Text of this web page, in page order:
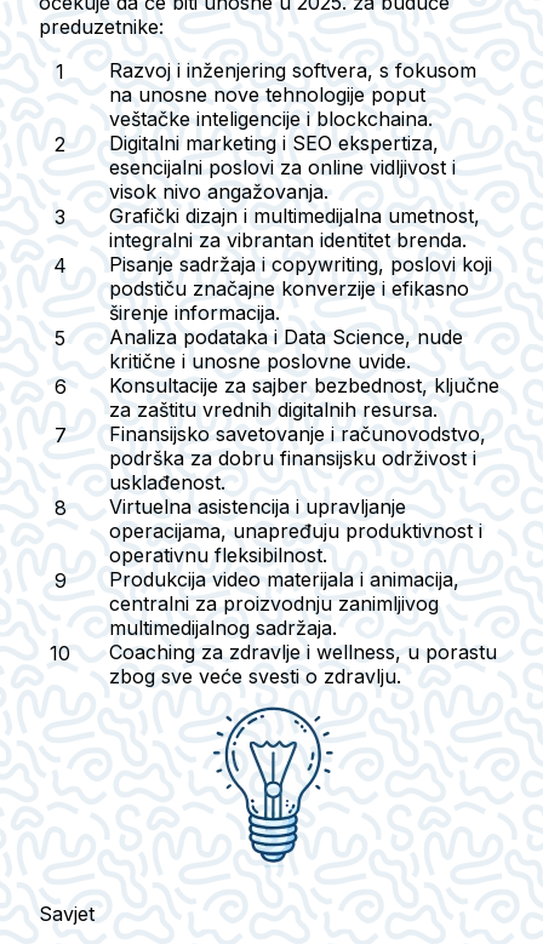
preduzetnike:
Razvoj i inženjering softvera, s fokusom
na unosne nove tehnologije poput
veštačke inteligencije i blockchaina.
Digitalni marketing i SEO ekspertiza,
esencijalni poslovi za online vidljivost i
visok nivo angažovanja.
Grafički dizajn i multimedijalna umetnost,
integralni za vibrantan identitet brenda.
Pisanje sadržaja i copywriting, poslovi koji
podstiču značajne konverzije i efikasno
širenje informacija.
Analiza podataka i Data Science, nude
kritične i unosne poslovne uvide.
Konsultacije za sajber bezbednost, ključne
za zaštitu vrednih digitalnih resursa.
Finansijsko savetovanje i računovodstvo,
podrška za dobru finansijsku održivost i
usklađenost.
Virtuelna asistencija i upravljanje
operacijama, unapređuju produktivnost i
operativnu fleksibilnost.
Produkcija video materijala i animacija,
centralni za proizvodnju zanimljivog
multimedijalnog sadržaja.
Coaching za zdravlje i wellness, u porastu
zbog sve veće svesti o zdravlju.
Savjet